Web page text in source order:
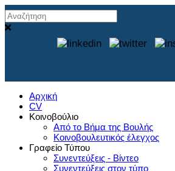
Αρχική
CV
Κοινοβούλιο
Από το Βήμα της Βουλής
Κοινοβουλευτικός έλεγχος
Γραφείο Τύπου
Συνεντεύξεις - Βίντεο
Συνεντεύξεις στον τύπο